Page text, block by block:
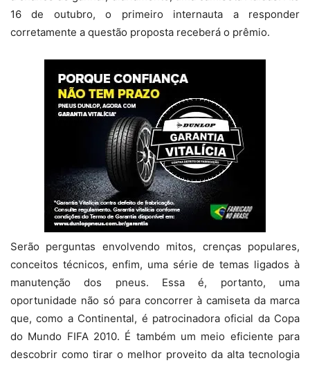
16 de outubro, o primeiro internauta a responder
corretamente a questão proposta receberá o prêmio.
Serão perguntas envolvendo mitos, crenças populares,
conceitos técnicos, enfim, uma série de temas ligados à
manutenção dos pneus. Essa é, portanto, uma
oportunidade não só para concorrer à camiseta da marca
que, como a Continental, é patrocinadora oficial da Copa
do Mundo FIFA 2010. É também um meio eficiente para
descobrir como tirar o melhor proveito da alta tecnologia